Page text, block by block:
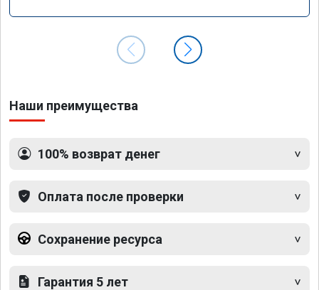
Наши преимущества
100% возврат денег
Оплата после проверки
Сохранение ресурса
Гарантия 5 лет